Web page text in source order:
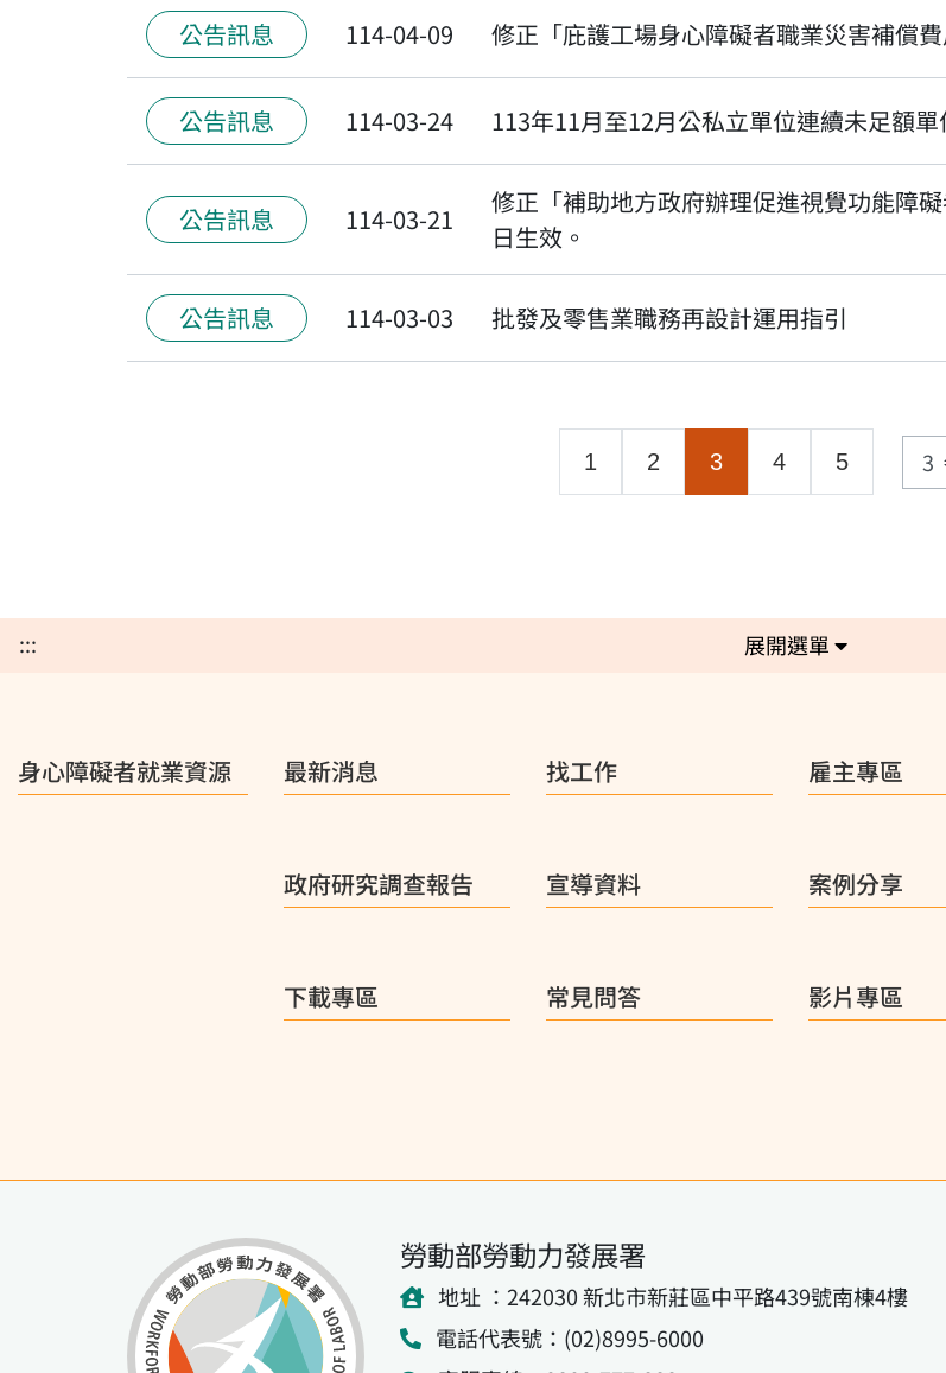
公告訊息 114-04-09 修正「庇護工場身心障礙者職業災害補償
公告訊息 114-03-24 113年11月至12月公私立單位連續未足額單
公告訊息 114-03-21
修正「補助地方政府辦理促進視覺功能障
日生效。
公告訊息 114-03-03 批發及零售業職務再設計運用指引
1 2 3(目前頁面)
4 5
::: 選單
身心障礙者就業資源 最新消息 找工作 雇主專區
政府研究調查報告 宣導資料 案例分享
下載專區 常見問答 影片專區
勞動部勞動力發展署
地址 ：242030 新北市新莊區中平路439號南棟4樓
電話代表號：(02)8995-6000